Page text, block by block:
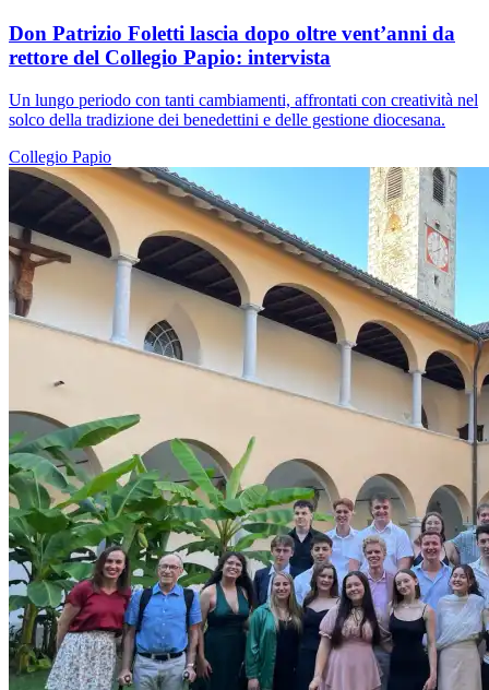
Don Patrizio Foletti lascia dopo oltre vent’anni da
rettore del Collegio Papio: intervista
Un lungo periodo con tanti cambiamenti, affrontati con creatività nel
solco della tradizione dei benedettini e delle gestione diocesana.
Collegio Papio